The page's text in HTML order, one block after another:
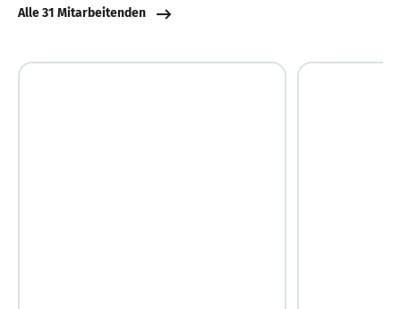
Alle 31 Mitarbeitenden